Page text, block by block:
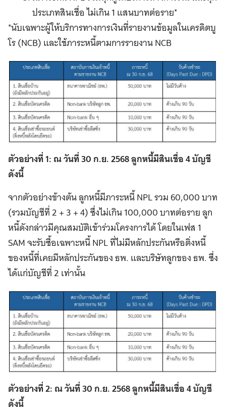
ประเภทสินเชื่อ ไม่เกิน 1 แสนบาทต่อราย*
*นับเฉพาะผู้ให้บริการทางการเงินที่รายงานข้อมูลในเครดิตบู
โร (NCB) และใช้ภาระหนี้ตามการรายงาน NCB
ตัวอย่างที่ 1: ณ วันที่ 30 ก.ย. 2568 ลูกหนี้มีสินเชื่อ 4 บัญชี
ดังนี้
จากตัวอย่างข้างต้น ลูกหนี้มีภาระหนี้ NPL รวม 60,000 บาท
(รวมบัญชีที่ 2 + 3 + 4) ซึ่งไม่เกิน 100,000 บาทต่อราย ลูก
หนี้ดังกล่าวมีคุณสมบัติเข้าร่วมโครงการได้ โดยในเฟส 1
SAM จะรับซื้อเฉพาะหนี้ NPL ที่ไม่มีหลักประกันหรือติ่งหนี้
ของหนี้ที่เคยมีหลักประกันของ ธพ. และบริษัทลูกของ ธพ. ซึ่ง
ได้แก่บัญชีที่ 2 เท่านั้น
ตัวอย่างที่ 2: ณ วันที่ 30 ก.ย. 2568 ลูกหนี้มีสินเชื่อ 4 บัญชี
ดังนี้